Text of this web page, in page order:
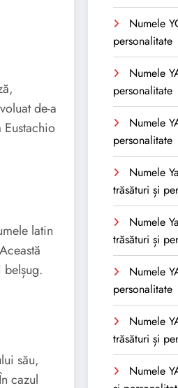
de-a
latin
său,
cazul
Numele
personalitate
Numele
personalitate
Numele
personalitate
Numele
trăsături și
Numele
trăsături și
Numele
personalitate
Numele
trăsături și
Numele